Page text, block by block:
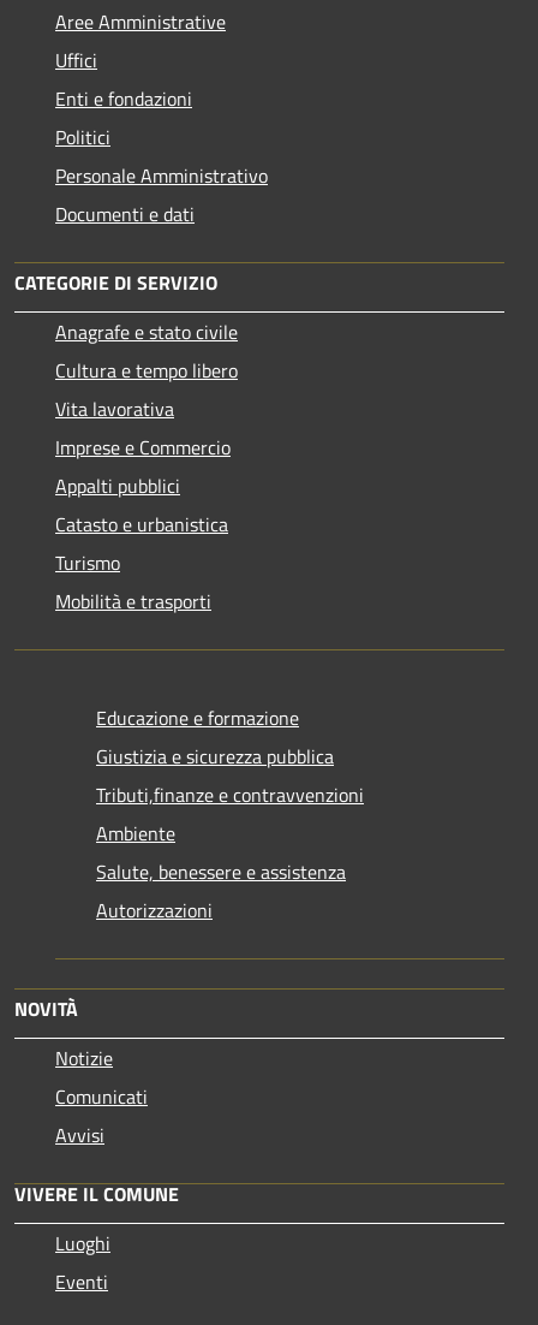
Aree Amministrative
Uffici
Enti e fondazioni
Politici
Personale Amministrativo
Documenti e dati
CATEGORIE DI SERVIZIO
Anagrafe e stato civile
Cultura e tempo libero
Vita lavorativa
Imprese e Commercio
Appalti pubblici
Catasto e urbanistica
Turismo
Mobilità e trasporti
Educazione e formazione
Giustizia e sicurezza pubblica
Tributi,finanze e contravvenzioni
Ambiente
Salute, benessere e assistenza
Autorizzazioni
NOVITÀ
Notizie
Comunicati
Avvisi
VIVERE IL COMUNE
Luoghi
Eventi